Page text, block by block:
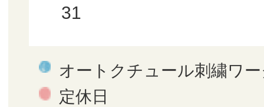
31
オートクチュール刺繍ワ
定休日